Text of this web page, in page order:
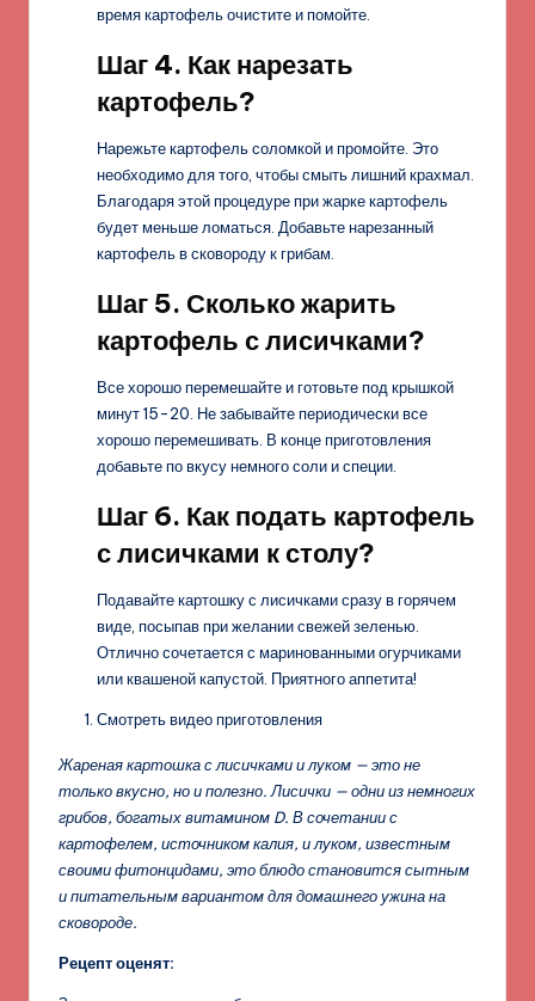
время картофель очистите и помойте.
Шаг 4. Как нарезать
картофель?
Нарежьте картофель соломкой и промойте. Это
необходимо для того, чтобы смыть лишний крахмал.
Благодаря этой процедуре при жарке картофель
будет меньше ломаться. Добавьте нарезанный
картофель в сковороду к грибам.
Шаг 5. Сколько жарить
картофель с лисичками?
Все хорошо перемешайте и готовьте под крышкой
минут 15-20. Не забывайте периодически все
хорошо перемешивать. В конце приготовления
добавьте по вкусу немного соли и специи.
Шаг 6. Как подать картофель
с лисичками к столу?
Подавайте картошку с лисичками сразу в горячем
виде, посыпав при желании свежей зеленью.
Отлично сочетается с маринованными огурчиками
или квашеной капустой. Приятного аппетита!
Смотреть видео приготовления
Жареная картошка с лисичками и луком — это не
только вкусно, но и полезно. Лисички — одни из немногих
грибов, богатых витамином D. В сочетании с
картофелем, источником калия, и луком, известным
своими фитонцидами, это блюдо становится сытным
и питательным вариантом для домашнего ужина на
сковороде.
Рецепт оценят: